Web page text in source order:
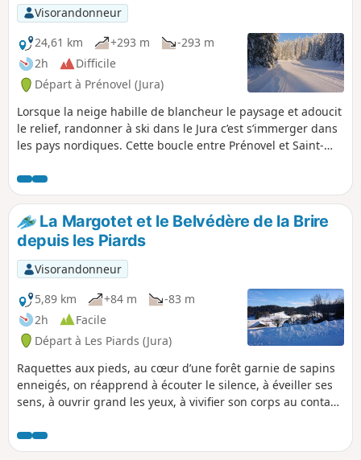
Visorandonneur
24,61 km
+293 m
-293 m
2h
Difficile
Départ à Prénovel (Jura)
Lorsque la neige habille de blancheur le paysage et adoucit
le relief, randonner à ski dans le Jura c’est s’immerger dans
les pays nordiques. Cette boucle entre Prénovel et Saint-
travers une nature sauvage et préservée et des paysages à
couper le souffle. En fonction de son niveau et et de son
endurance, cette boucle de 24 km peut être raccourcie en
une boucle de 5 km et une autre de 14km (voir les variantes
1 et 2).
La Margotet et le Belvédère de la Brire
depuis les Piards
Visorandonneur
5,89 km
+84 m
-83 m
2h
Facile
Départ à Les Piards (Jura)
Raquettes aux pieds, au cœur d’une forêt garnie de sapins
enneigés, on réapprend à écouter le silence, à éveiller ses
sens, à ouvrir grand les yeux, à vivifier son corps au contact
circuit est composé de deux boucles.